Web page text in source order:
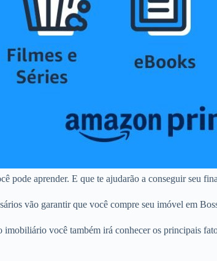
pode aprender. E que te ajudarão a conseguir seu
vão garantir que você compre seu imóvel em
você também irá conhecer os principais